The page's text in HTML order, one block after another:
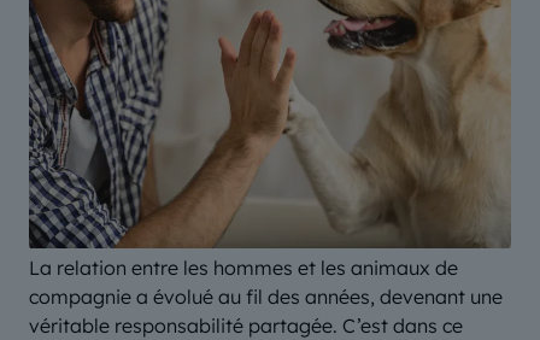
La relation entre les hommes et les animaux de
compagnie a évolué au fil des années, devenant une
véritable responsabilité partagée. C’est dans ce